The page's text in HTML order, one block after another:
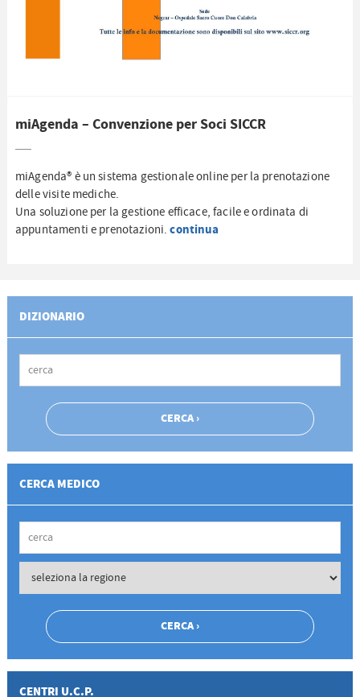
miAgenda – Convenzione per Soci SICCR
miAgenda® è un sistema gestionale online per la prenotazione
delle visite mediche.
Una soluzione per la gestione efficace, facile e ordinata di
appuntamenti e prenotazioni.continua
DIZIONARIO
CERCA MEDICO
CENTRI U.C.P.